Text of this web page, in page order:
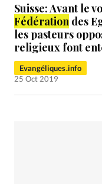
Suisse: Avant le
Fédération des
les pasteurs
religieux font
Evangéliques.info
25 Oct 2019